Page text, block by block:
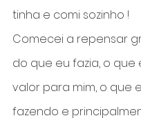
tinha e comi sozinho !
Comecei a repensar
do que eu fazia, o
valor para mim, o que
fazendo e